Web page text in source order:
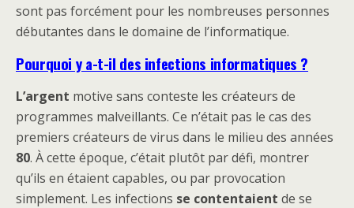
sont pas forcément pour les nombreuses personnes
débutantes dans le domaine de l’informatique.
Pourquoi y a-t-il des infections informatiques ?
L’argent motive sans conteste les créateurs de
programmes malveillants. Ce n’était pas le cas des
premiers créateurs de virus dans le milieu des années
80. À cette époque, c’était plutôt par défi, montrer
qu’ils en étaient capables, ou par provocation
simplement. Les infections se contentaient de se